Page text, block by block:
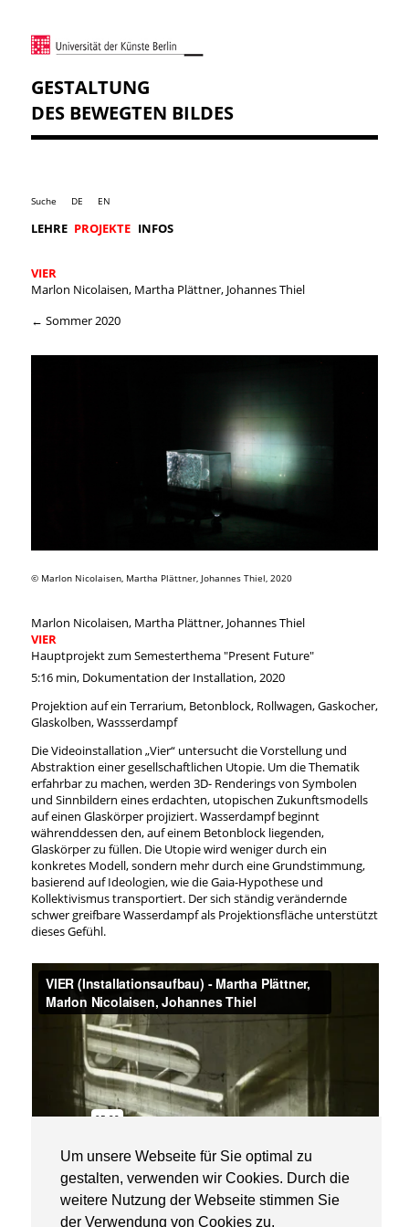
Um unsere Webseite für Sie optimal zu
gestalten, verwenden wir Cookies. Durch die
weitere Nutzung der Webseite stimmen Sie
der Verwendung von Cookies zu.
GESTALTUNG
DES BEWEGTEN BILDES
Suche DE EN
LEHRE PROJEKTE INFOS
VIER
Marlon Nicolaisen, Martha Plättner, Johannes Thiel
← Sommer 2020
© Marlon Nicolaisen, Martha Plättner, Johannes Thiel, 2020
Marlon Nicolaisen, Martha Plättner, Johannes Thiel
VIER
Hauptprojekt zum Semesterthema "Present Future"
5:16 min, Dokumentation der Installation, 2020
Projektion auf ein Terrarium, Betonblock, Rollwagen, Gaskocher,
Glaskolben, Wassserdampf
Die Videoinstallation „Vier“ untersucht die Vorstellung und
Abstraktion einer gesellschaftlichen Utopie. Um die Thematik
erfahrbar zu machen, werden 3D- Renderings von Symbolen
und Sinnbildern eines erdachten, utopischen Zukunftsmodells
auf einen Glaskörper projiziert. Wasserdampf beginnt
währenddessen den, auf einem Betonblock liegenden,
Glaskörper zu füllen. Die Utopie wird weniger durch ein
konkretes Modell, sondern mehr durch eine Grundstimmung,
basierend auf Ideologien, wie die Gaia-Hypothese und
Kollektivismus transportiert. Der sich ständig verändernde
schwer greifbare Wasserdampf als Projektionsfläche unterstützt
dieses Gefühl.
© Marlon Nicolaisen, Martha Plättner, Johannes Thiel, 2020